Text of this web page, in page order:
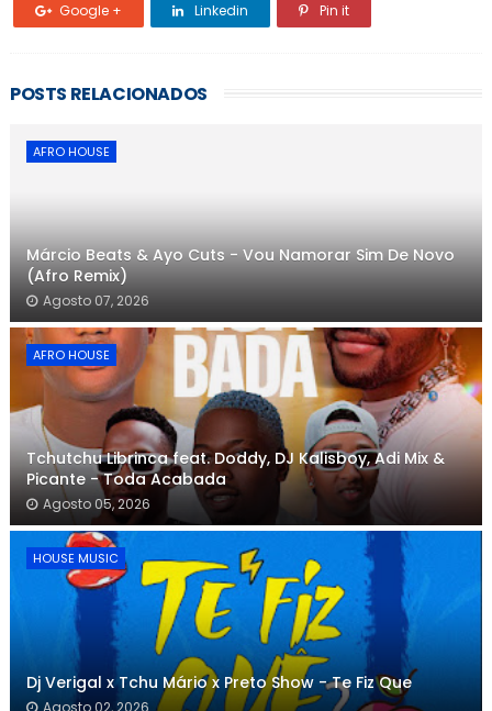
Google + Linkedin Pin it
POSTS RELACIONADOS
AFRO HOUSE
Márcio Beats & Ayo Cuts - Vou Namorar Sim De Novo
(Afro Remix)
Agosto 07, 2026
AFRO HOUSE
Tchutchu Librinca feat. Doddy, DJ Kalisboy, Adi Mix &
Picante - Toda Acabada
Agosto 05, 2026
HOUSE MUSIC
Dj Verigal x Tchu Mário x Preto Show - Te Fiz Que
Agosto 02, 2026